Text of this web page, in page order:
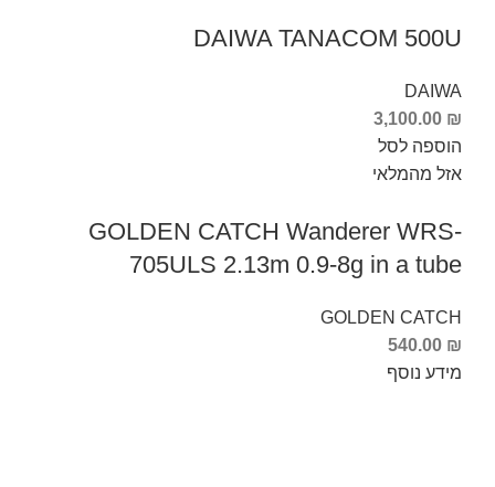
DAIWA TANACOM 500U
DAIWA
3,100.00 ₪
הוספה לסל
אזל מהמלאי
GOLDEN CATCH Wanderer WRS-
705ULS 2.13m 0.9-8g in a tube
GOLDEN CATCH
540.00 ₪
מידע נוסף